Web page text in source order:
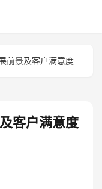
前景及客户满意度
客户满意度